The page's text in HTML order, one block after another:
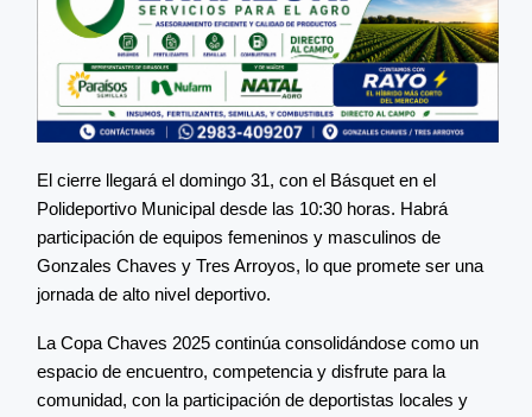
El cierre llegará el domingo 31, con el Básquet en el
Polideportivo Municipal desde las 10:30 horas. Habrá
participación de equipos femeninos y masculinos de
Gonzales Chaves y Tres Arroyos, lo que promete ser una
jornada de alto nivel deportivo.
La Copa Chaves 2025 continúa consolidándose como un
espacio de encuentro, competencia y disfrute para la
comunidad, con la participación de deportistas locales y